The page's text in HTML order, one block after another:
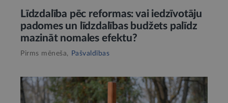
Līdzdalība pēc reformas: vai iedzīvotāju
padomes un līdzdalības budžets palīdz
mazināt nomales efektu?
Pirms mēneša, Pašvaldības